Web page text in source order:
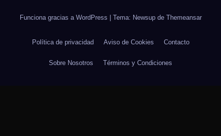
Funciona gracias a WordPress | Tema: Newsup de Themeansar
Política de privacidad Aviso de Cookies Contacto
Sobre Nosotros Términos y Condiciones